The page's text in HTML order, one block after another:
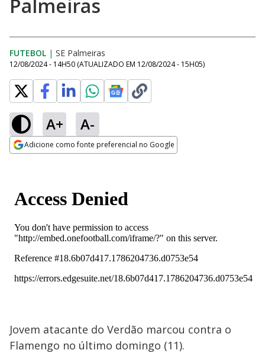
Palmeiras
FUTEBOL | SE Palmeiras
12/08/2024 - 14H50 (ATUALIZADO EM 12/08/2024 - 15H05)
A+ A-
Adicione como fonte preferencial no Google
Jovem atacante do Verdão marcou contra o
Flamengo no último domingo (11).